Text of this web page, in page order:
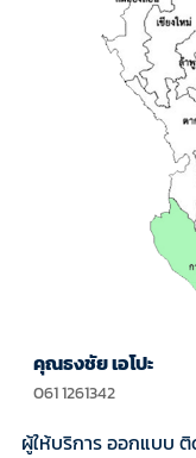
คุณธงชัย เอโปะ
061 1261342
ผู้ให้บริการ ออกแบบ